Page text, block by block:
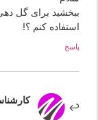
برای گل دهی
کنم ؟!
کارشناس 2